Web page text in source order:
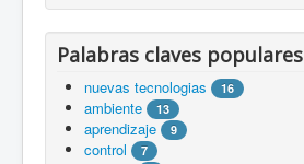
Palabras claves populares
nuevas tecnologias 16
ambiente 13
aprendizaje 9
control 7